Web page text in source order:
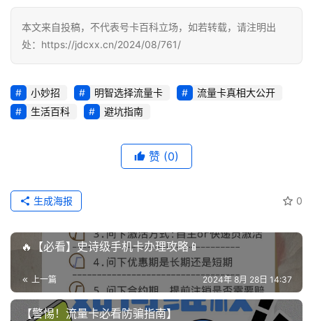
流
量
卡
推
荐
证
值
务
登录 注册
本文来自投稿，不代表号卡百科立场，如若转载，请注明出
处：https://jdcxx.cn/2024/08/761/
小妙招 明智选择流量卡
流量卡真相大公开
生活百科
避坑指南
赞 (0)
0
生成海报
🔥【必看】史诗级手机卡办理攻略📱
上一篇 2024年 8月 28日 14:37
【警惕！流量卡必看防骗指南】